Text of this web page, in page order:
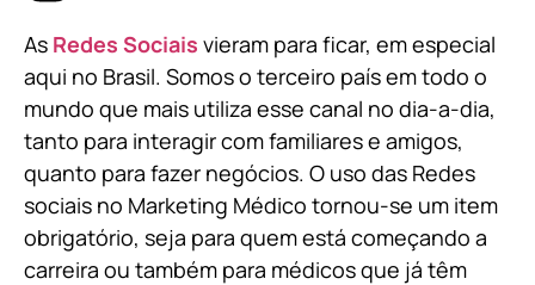
As Redes Sociais vieram para ficar, em especial
aqui no Brasil. Somos o terceiro país em todo o
mundo que mais utiliza esse canal no dia-a-dia,
tanto para interagir com familiares e amigos,
quanto para fazer negócios. O uso das Redes
sociais no Marketing Médico tornou-se um item
obrigatório, seja para quem está começando a
carreira ou também para médicos que já têm